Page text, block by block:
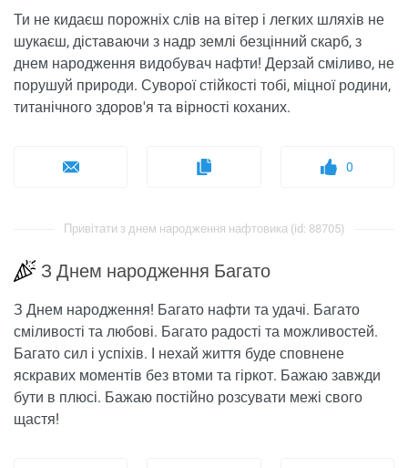
Ти не кидаєш порожніх слів на вітер і легких шляхів не
шукаєш, діставаючи з надр землі безцінний скарб, з
днем ​​народження видобувач нафти! Дерзай сміливо, не
порушуй природи. Суворої стійкості тобі, міцної родини,
титанічного здоров'я та вірності коханих.
0
Привітати з днем ​​народження нафтовика (id: 88705)
З Днем народження Багато
З Днем народження! Багато нафти та удачі. Багато
сміливості та любові. Багато радості та можливостей.
Багато сил і успіхів. І нехай життя буде сповнене
яскравих моментів без втоми та гіркот. Бажаю завжди
бути в плюсі. Бажаю постійно розсувати межі свого
щастя!